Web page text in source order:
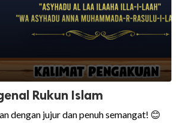
Rukun Islam
dengan jujur dan penuh semangat! 😊